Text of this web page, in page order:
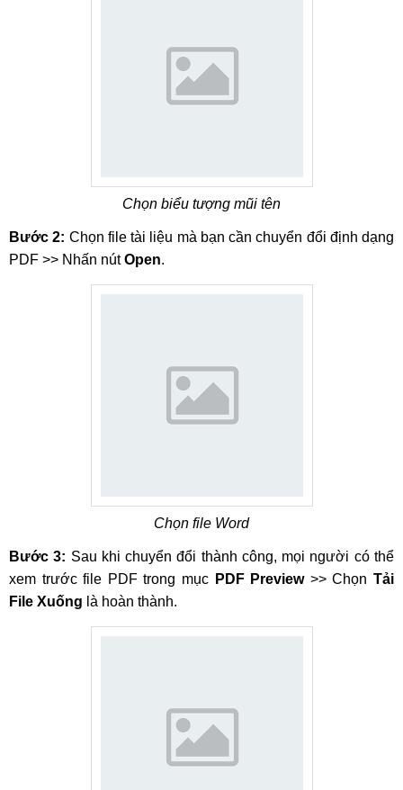
Chọn biểu tượng mũi tên
Bước 2: Chọn file tài liệu mà bạn cần chuyển đổi định dạng
PDF >> Nhấn nútOpen.
Chọn file Word
Bước 3: Sau khi chuyển đổi thành công, mọi người có thể
xem trước file PDF trong mục PDF Preview>> ChọnTải
File Xuống là hoàn thành.